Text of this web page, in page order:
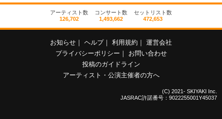
アーティスト数
126,702
コンサート数
1,493,662
セットリスト数
472,653
お知らせ ｜ ヘルプ｜ 利用規約 ｜ 運営会社
プライバシーポリシー ｜
お問い合わせ
投稿のガイドライン
アーティスト・公演主催者の方へ
(C) 2021- SKIYAKI Inc.
JASRAC許諾番号：9022255001Y45037